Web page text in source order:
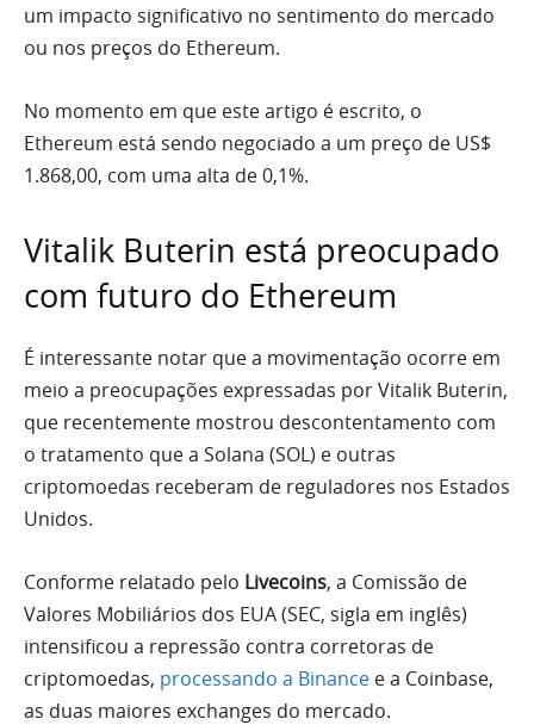
um impacto significativo no sentimento do mercado
ou nos preços do Ethereum.
No momento em que este artigo é escrito, o
Ethereum está sendo negociado a um preço de US$
1.868,00, com uma alta de 0,1%.
Vitalik Buterin está preocupado
com futuro do Ethereum
É interessante notar que a movimentação ocorre em
meio a preocupações expressadas por Vitalik Buterin,
que recentemente mostrou descontentamento com
o tratamento que a Solana (SOL) e outras
criptomoedas receberam de reguladores nos Estados
Unidos.
Conforme relatado pelo Livecoins, a Comissão de
Valores Mobiliários dos EUA (SEC, sigla em inglês)
intensificou a repressão contra corretoras de
criptomoedas, processando a Binance e a Coinbase,
as duas maiores exchanges do mercado.